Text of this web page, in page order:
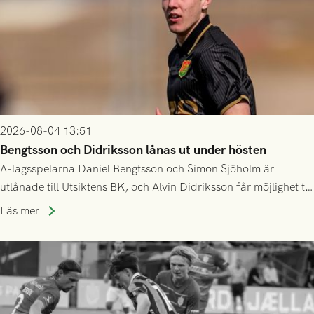
2026-08-04 13:51
Bengtsson och Didriksson lånas ut under hösten
A-lagsspelarna Daniel Bengtsson och Simon Sjöholm är
utlånade till Utsiktens BK, och Alvin Didriksson får möjlighet till
speltid i Hestrafors genom föreningssamarbete.
Läs mer